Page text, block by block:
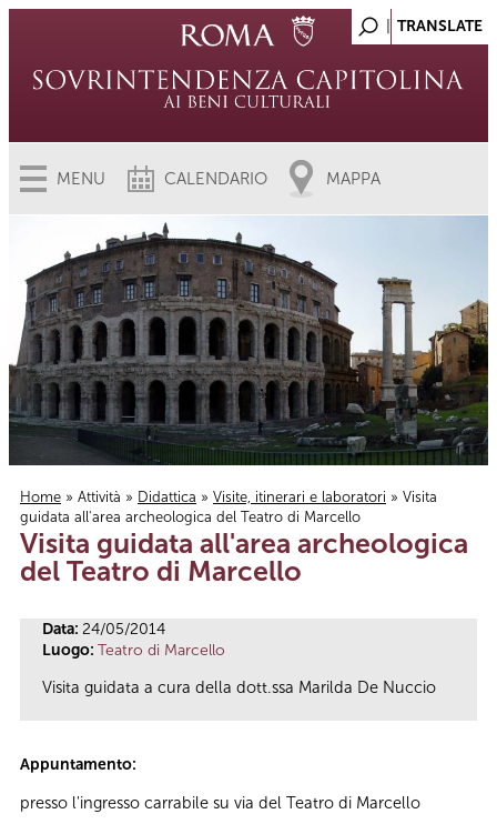
MENU CALENDARIO MAPPA
Tu sei qui
Home » Attività » Didattica » Visite, itinerari e laboratori » Visita
guidata all'area archeologica del Teatro di Marcello
Visita guidata all'area archeologica
del Teatro di Marcello
Data: 24/05/2014
Luogo: Teatro di Marcello
Visita guidata a cura della dott.ssa Marilda De Nuccio
Appuntamento:
presso l'ingresso carrabile su via del Teatro di Marcello